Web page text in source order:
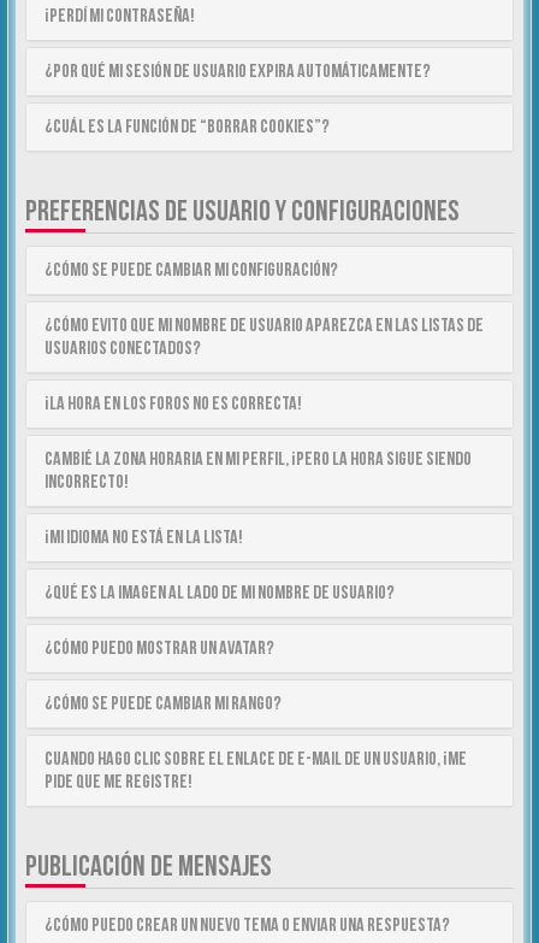
¡Perdí mi contraseña!
¿Por qué mi sesión de usuario expira automáticamente?
¿Cuál es la función de “Borrar cookies”?
PREFERENCIAS DE USUARIO Y CONFIGURACIONES
¿Cómo se puede cambiar mi configuración?
¿Cómo evito que mi nombre de usuario aparezca en las listas de
usuarios conectados?
¡La hora en los foros no es correcta!
Cambié la zona horaria en mi perfil, ¡pero la hora sigue siendo
incorrecto!
¡Mi idioma no está en la lista!
¿Qué es la imagen al lado de mi nombre de usuario?
¿Cómo puedo mostrar un avatar?
¿Cómo se puede cambiar mi rango?
Cuando hago clic sobre el enlace de e-mail de un usuario, ¡me
pide que me registre!
PUBLICACIÓN DE MENSAJES
¿Cómo puedo crear un nuevo tema o enviar una respuesta?